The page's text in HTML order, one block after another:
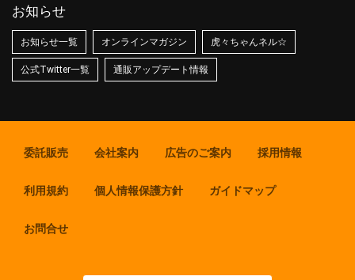
お知らせ
お知らせ一覧 オンラインマガジン 虎々ちゃんネル☆
公式Twitter一覧 通販アップデート情報
委託販売 会社案内 広告のご案内 採用情報
利用規約 個人情報保護方針 ガイドマップ
お問合せ